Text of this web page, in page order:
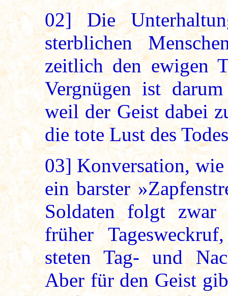
02]Die
sterblichen
zeitlich den ewigen
Vergnügen ist
weil der Geist dabei
die tote Lust des
03] Konversation,
ein barster
Soldaten folgt zwar
früher
steten Tag- und
Aber für den Geist